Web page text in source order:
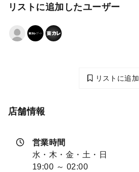
リストに追加したユーザー
リストに追加
店舗情報
営業時間
水・木・金・土・日
19:00 ～ 02:00